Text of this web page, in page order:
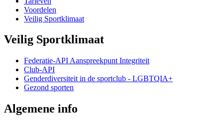
Voordelen
Veilig Sportklimaat
Veilig Sportklimaat
Federatie-API Aanspreekpunt Integriteit
Club-API
Genderdiversiteit in de sportclub - LGBTQIA+
Gezond sporten
Algemene info